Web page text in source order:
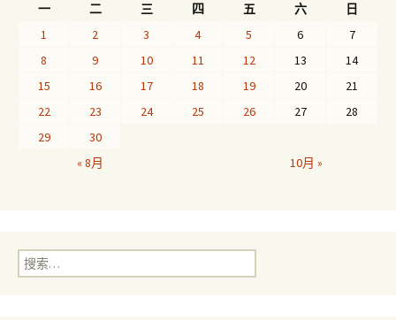
一
二 三 四 五 六
日
1
2 3 4 5 6
7
8
9 10 11 12 13
14
15
16 17 18 19 20
21
22
23 24 25 26 27
28
29
30
« 8月
10月 »
搜
索：